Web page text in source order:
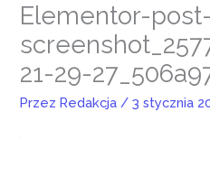
Elementor-post-
21-29-
PrzezRedakcja /3 stycznia